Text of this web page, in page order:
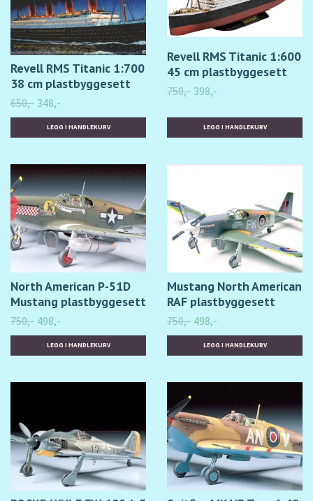
Revell RMS Titanic 1:700
38 cm plastbyggesett
650,- 348,-
Revell RMS Titanic 1:600
45 cm plastbyggesett
750,- 398,-
North American P-51D
Mustang plastbyggesett
750,- 498,-
Mustang North American
RAF plastbyggesett
750,- 498,-